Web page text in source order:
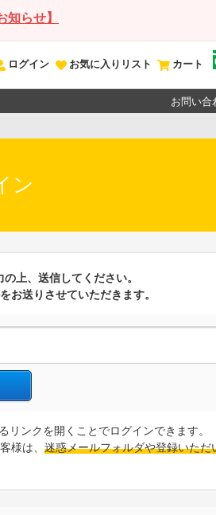
らせ】
ログイン お気に入りリスト カート
お問い合
ン
上、送信してください。
お送りさせていただきます。
リンクを開くことでログインできます。
様は、迷惑メールフォルダや登録いただ